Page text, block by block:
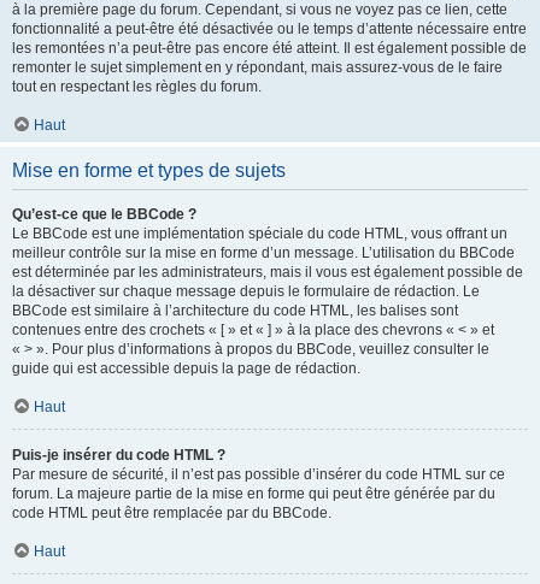
à la première page du forum. Cependant, si vous ne voyez pas ce lien, cette
fonctionnalité a peut-être été désactivée ou le temps d’attente nécessaire entre
les remontées n’a peut-être pas encore été atteint. Il est également possible de
remonter le sujet simplement en y répondant, mais assurez-vous de le faire
tout en respectant les règles du forum.
Haut
Mise en forme et types de sujets
Qu’est-ce que le BBCode ?
Le BBCode est une implémentation spéciale du code HTML, vous offrant un
meilleur contrôle sur la mise en forme d’un message. L’utilisation du BBCode
est déterminée par les administrateurs, mais il vous est également possible de
la désactiver sur chaque message depuis le formulaire de rédaction. Le
BBCode est similaire à l’architecture du code HTML, les balises sont
contenues entre des crochets « [ » et « ] » à la place des chevrons « < » et
« > ». Pour plus d’informations à propos du BBCode, veuillez consulter le
guide qui est accessible depuis la page de rédaction.
Haut
Puis-je insérer du code HTML ?
Par mesure de sécurité, il n’est pas possible d’insérer du code HTML sur ce
forum. La majeure partie de la mise en forme qui peut être générée par du
code HTML peut être remplacée par du BBCode.
Haut